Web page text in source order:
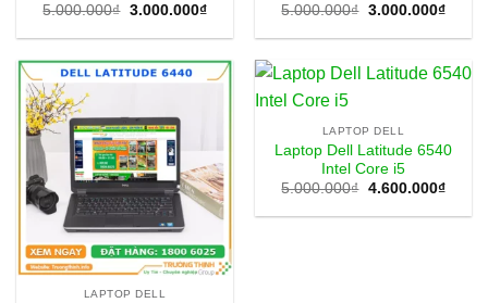
5.000.000₫ Giá
là:
3.000.000₫Giá
tại
3.000.000₫.
5.000.000₫ Giá
là:
3.000.000₫Giá
tại
LAPTOP DELL
LAPTOP DELL
Laptop Dell Latitude 6540
Intel Core i5
5.000.000₫ Giá
là:
4.600.000₫Giá
tại